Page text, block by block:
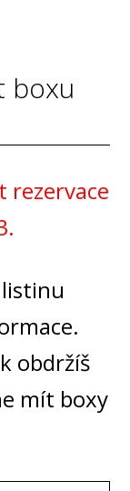
boxu
rezervace
obdržíš
mít boxy